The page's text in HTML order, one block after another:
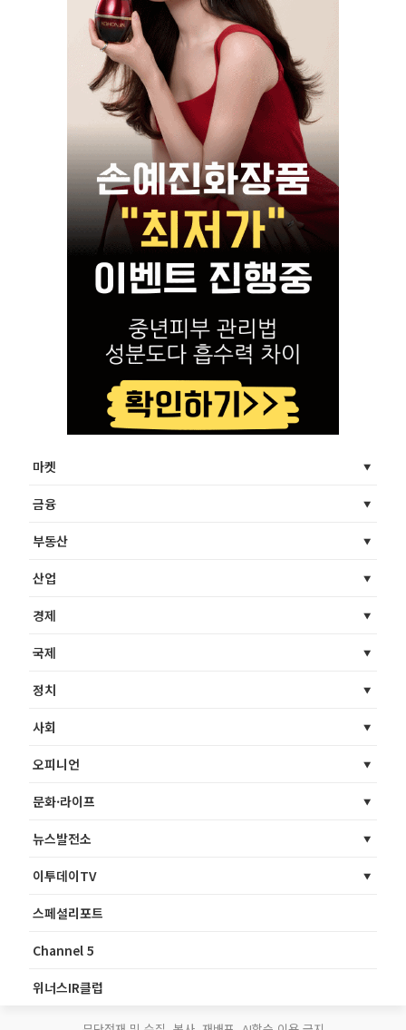
마켓
금융
부동산
산업
경제
국제
정치
사회
오피니언
문화·라이프
뉴스발전소
이투데이TV
스페셜리포트
Channel 5
위너스IR클럽